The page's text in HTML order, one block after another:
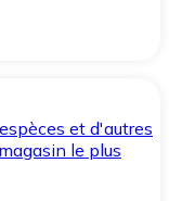
et d'autres
le plus